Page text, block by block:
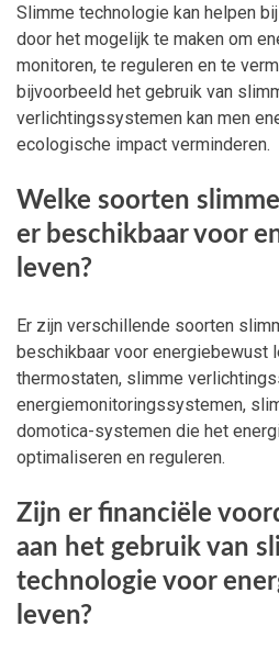
Slimme technologie kan helpen
door het mogelijk te maken om
monitoren, te reguleren en te
bijvoorbeeld het gebruik van
verlichtingssystemen kan men
ecologische impact verminderen.
Welke soorten
er beschikbaar voor
leven?
Er zijn verschillende soorten
beschikbaar voor energiebewust
thermostaten, slimme
energiemonitoringssystemen,
domotica-systemen die het
optimaliseren en reguleren.
Zijn er financiële
aan het gebruik van
technologie voor
leven?